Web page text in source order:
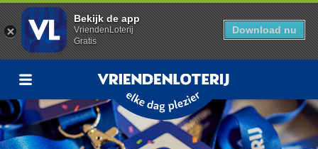
Bekijk de app
VriendenLoterij
Gratis
Download nu
VriendenLoterij